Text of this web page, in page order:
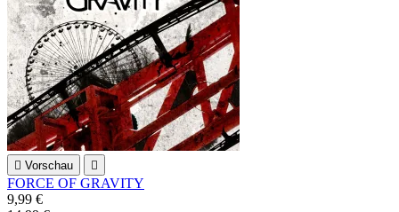
 Vorschau 
FORCE OF GRAVITY
9,99 €